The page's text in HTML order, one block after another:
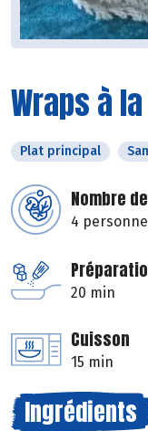
Wraps à
Plat principal
Nombre
4
20 min
Cuisson
15 min
Ingrédients